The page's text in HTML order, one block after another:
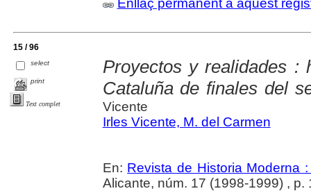
15 / 96
select
print
Text complet
Proyectos y realidades :
Cataluña de finales del
Vicente
Irles Vicente, M. del Carmen
En: Revista de Historia Moderna
Alicante, núm. 17 (1998-1999) , p.